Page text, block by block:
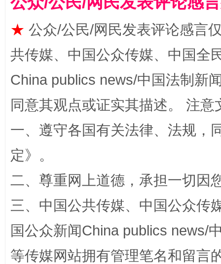
招工难、用工荒背后
★ 公众/公民/网民发表评论感言
共传媒、中国公众传媒、中国全
China publics news/中国法制新
同意其观点或证实其描述。 注
一、遵守各国有关法律、法规，
定》。
二、尊重网上道德，承担一切因
三、中国公共传媒、中国公众传
国公众新闻China publics news/
等传媒网站拥有管理笔名和留言